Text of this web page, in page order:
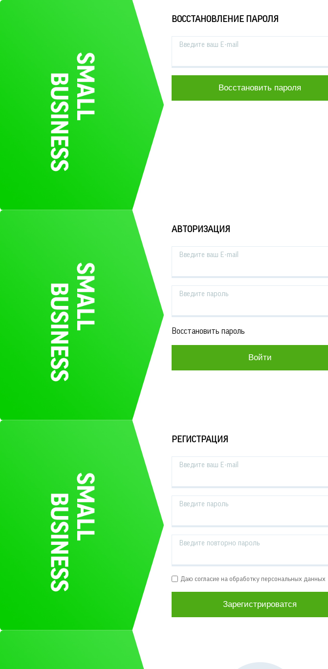
ВОССТАНОВЛЕНИЕ ПАРОЛЯ
Введите ваш E-mail
АВТОРИЗАЦИЯ
Введите ваш E-mail
Введите пароль
Восстановить пароль
РЕГИСТРАЦИЯ
Введите ваш E-mail
Введите пароль
Введите повторно пароль
Даю согласие на обработку персональных данных